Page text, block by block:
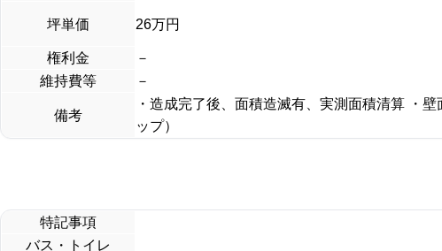
坪単価 26万円
権利金 －
維持費等
－
備考
・造成完了後、面積造滅有、実測面積清算 ・
ップ）
特記事項
バス・トイレ